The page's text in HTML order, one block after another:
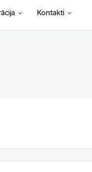
Kontakti